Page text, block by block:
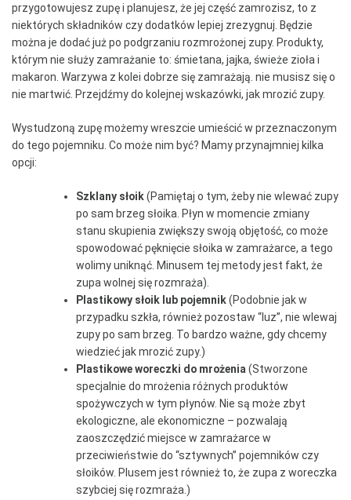
przygotowujesz zupę i planujesz, że jej część zamrozisz, to z
niektórych składników czy dodatków lepiej zrezygnuj. Będzie
można je dodać już po podgrzaniu rozmrożonej zupy. Produkty,
którym nie służy zamrażanie to: śmietana, jajka, świeże zioła i
makaron. Warzywa z kolei dobrze się zamrażają. nie musisz się o
nie martwić. Przejdźmy do kolejnej wskazówki, jak mrozić zupy.
Wystudzoną zupę możemy wreszcie umieścić w przeznaczonym
do tego pojemniku. Co może nim być? Mamy przynajmniej kilka
opcji:
Szklany słoik(Pamiętaj o tym, żeby nie wlewać zupy
po sam brzeg słoika. Płyn w momencie zmiany
stanu skupienia zwiększy swoją objętość, co może
spowodować pęknięcie słoika w zamrażarce, a tego
wolimy uniknąć. Minusem tej metody jest fakt, że
zupa wolnej się rozmraża).
Plastikowy słoik lub pojemnik(Podobnie jak w
przypadku szkła, również pozostaw “luz”, nie wlewaj
zupy po sam brzeg. To bardzo ważne, gdy chcemy
wiedzieć jak mrozić zupy.)
Plastikowe woreczki do mrożenia (Stworzone
specjalnie do mrożenia różnych produktów
spożywczych w tym płynów. Nie są może zbyt
ekologiczne, ale ekonomiczne – pozwalają
zaoszczędzić miejsce w zamrażarce w
przeciwieństwie do “sztywnych” pojemników czy
słoików. Plusem jest również to, że zupa z woreczka
szybciej się rozmraża.)